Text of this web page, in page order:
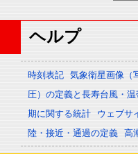
ヘルプ
時刻表記 気象衛星画像（
圧）の定義と長寿台風・
期に関する統計
ウェブサ
陸・接近・通過の定義 高